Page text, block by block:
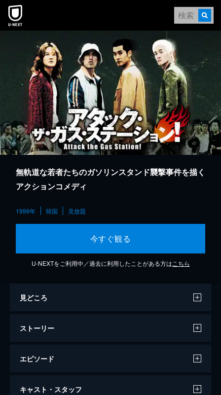
本文へスキップ
無軌道な若者たちのガソリンスタンド襲撃事件を描く
アクションコメディ
1999年 韓国 見放題
今すぐ観る
U-NEXTをご利用中／過去に利用したことがある方は こちら
見どころ
ストーリー
エピソード
アタック・ザ・ガス・ステーション！
キャスト・スタッフ